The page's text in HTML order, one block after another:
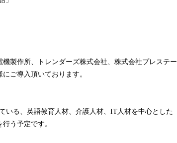
製作所、トレンダーズ株式会社、株式会社プレステー
ご導入頂いております。
いる、英語教育人材、介護人材、IT人材を中心とした
う予定です。